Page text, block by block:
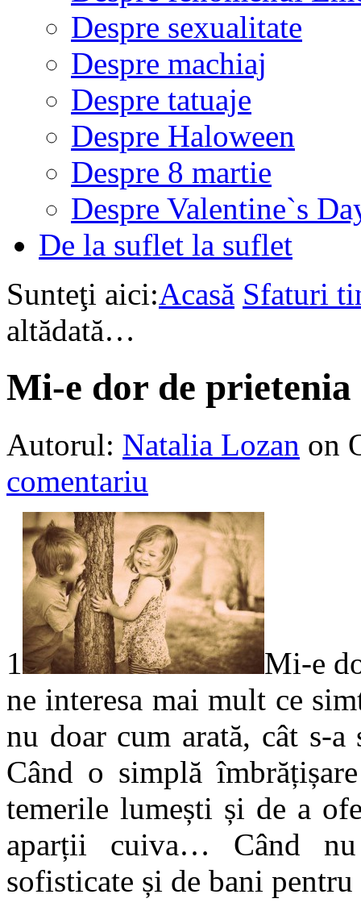
Despre sexualitate
Despre machiaj
Despre tatuaje
Despre Haloween
Despre 8 martie
Despre Valentine`s
De la suflet la suflet
Sunteţi aici:Acasă Sfaturi
altădată…
Mi-e dor de
Autorul: Natalia Lozan on
comentariu
1
Mi-e
ne interesa mai mult ce
nu doar cum arată, cât s-
Când o simplă
temerile lumești și de a
aparții cuiva… Când nu
sofisticate și de bani